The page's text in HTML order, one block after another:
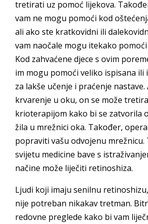
tretirati uz pomoć lijekova.
vam ne mogu pomoći kod
ali ako ste kratkovidni ili
vam naočale mogu itekako
Kod zahvaćene djece s ovim
im mogu pomoći veliko ispisana ili
za lakše učenje i praćenje nastave.
krvarenje u oku, on se može
krioterapijom kako bi se zatvorila
žila u mrežnici oka. Također,
popraviti vašu odvojenu
svijetu medicine bave s
načine može liječiti retinoshiza.
Ljudi koji imaju senilnu
nije potreban nikakav tretman.
redovne preglede kako bi vam